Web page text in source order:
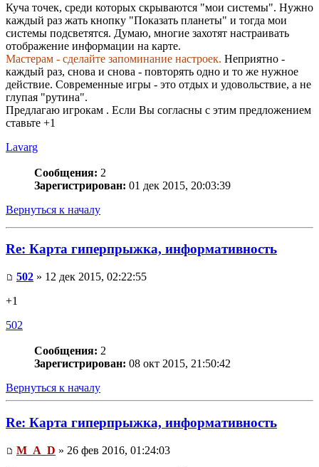
Куча точек, среди которых скрываются "мои системы". Нужно
каждый раз жать кнопку "Показать планеты" и тогда мои
системы подсветятся. Думаю, многие захотят настраивать
отображение информации на карте.
Мастерам - сделайте запоминание настроек. Неприятно -
каждый раз, снова и снова - повторять одно и то же нужное
действие. Современные игры - это отдых и удовольствие, а не
глупая "рутина".
Предлагаю игрокам . Если Вы согласны с этим предложением
ставьте +1
Lavarg
Сообщения: 2
Зарегистрирован: 01 дек 2015, 20:03:39
Вернуться к началу
Re: Карта гиперпрыжка, информативность
502 » 12 дек 2015, 02:22:55
+1
502
Сообщения: 2
Зарегистрирован: 08 окт 2015, 21:50:42
Вернуться к началу
Re: Карта гиперпрыжка, информативность
M_A_D » 26 фев 2016, 01:24:03